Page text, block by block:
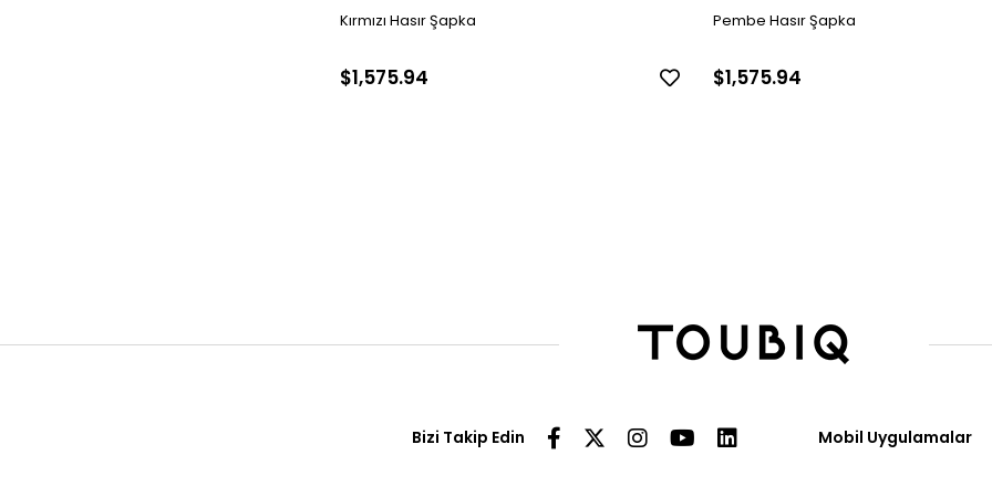
Kırmızı Hasır Şapka
$1,575.94
Pembe Hasır Şapka
$1,575.94
Bizi Takip Edin Mobil Uygulamalar